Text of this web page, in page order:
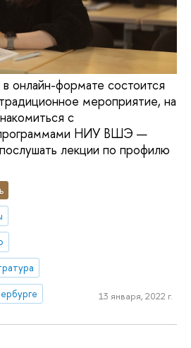
онлайн-формате состоится
мероприятие, на
с
программами НИУ ВШЭ —
лекции по профилю
13 января, 2022 г.